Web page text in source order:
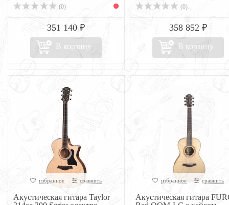
(0)
351 140 ₽
В корзину
(0)
358 852 ₽
В корзину
избранное сравнить
Акустическая гитара Taylor
избранное сравнить
Акустическая гитара